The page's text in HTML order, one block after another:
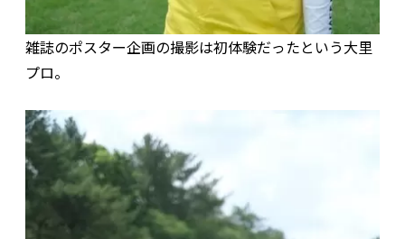
雑誌のポスター企画の撮影は初体験だったという大里
プロ。